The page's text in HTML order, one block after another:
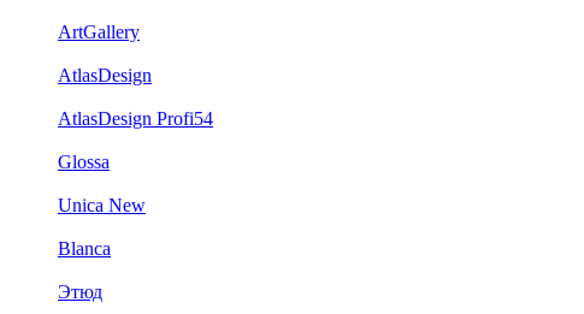
ArtGallery
AtlasDesign
AtlasDesign Profi54
Glossa
Unica New
Blanca
Этюд